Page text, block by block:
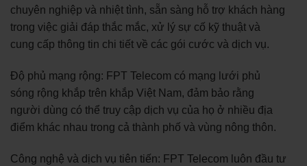
chuyên nghiệp và nhiệt tình, sẵn sàng hỗ trợ khách hàng
trong việc giải đáp thắc mắc, xử lý sự cố kỹ thuật và
cung cấp thông tin chi tiết về các gói cước và dịch vụ.
Độ phủ mạng rộng: FPT Telecom có mạng lưới phủ
sóng rộng khắp trên khắp Việt Nam, đảm bảo rằng
người dùng có thể truy cập dịch vụ của họ ở nhiều địa
điểm khác nhau trong cả thành phố và vùng nông thôn.
Công nghệ và dịch vụ tiên tiến: FPT Telecom luôn đầu tư